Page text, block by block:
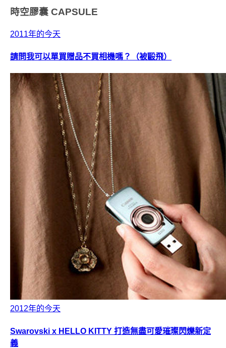
時空膠囊 CAPSULE
2011年的今天
請問我可以單買贈品不買相機嗎？（被毆飛）
2012年的今天
Swarovski x HELLO KITTY 打造無盡可愛璀璨閃爍新定
義